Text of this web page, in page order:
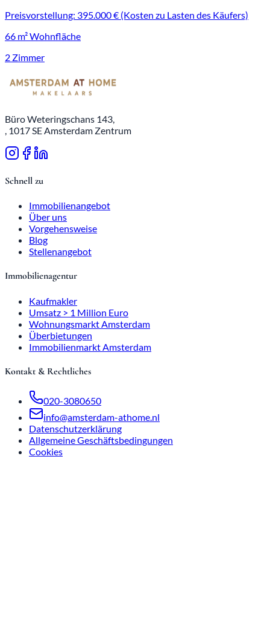
Preisvorstellung: 395.000 € (Kosten zu Lasten des Käufers)
66 m² Wohnfläche
2 Zimmer
Büro Weteringschans 143,
, 1017 SE Amsterdam Zentrum
Schnell zu
Immobilienangebot
Über uns
Vorgehensweise
Blog
Stellenangebot
Immobilienagentur
Kaufmakler
Umsatz > 1 Million Euro
Wohnungsmarkt Amsterdam
Überbietungen
Immobilienmarkt Amsterdam
Kontakt & Rechtliches
020-3080650
info@amsterdam-athome.nl
Datenschutzerklärung
Allgemeine Geschäftsbedingungen
Cookies